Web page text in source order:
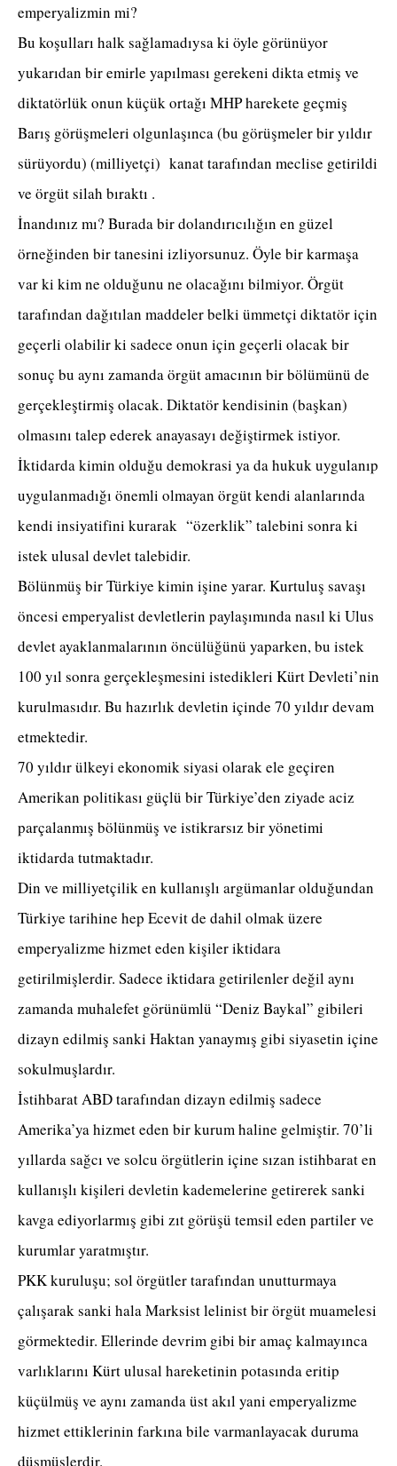
emperyalizmin mi?
Bu koşulları halk sağlamadıysa ki öyle görünüyor
yukarıdan bir emirle yapılması gerekeni dikta etmiş ve
diktatörlük onun küçük ortağı MHP harekete geçmiş
Barış görüşmeleri olgunlaşınca (bu görüşmeler bir yıldır
sürüyordu) (milliyetçi) kanat tarafından meclise getirildi
ve örgüt silah bıraktı .
İnandınız mı? Burada bir dolandırıcılığın en güzel
örneğinden bir tanesini izliyorsunuz. Öyle bir karmaşa
var ki kim ne olduğunu ne olacağını bilmiyor. Örgüt
tarafından dağıtılan maddeler belki ümmetçi diktatör için
geçerli olabilir ki sadece onun için geçerli olacak bir
sonuç bu aynı zamanda örgüt amacının bir bölümünü de
gerçekleştirmiş olacak. Diktatör kendisinin (başkan)
olmasını talep ederek anayasayı değiştirmek istiyor.
İktidarda kimin olduğu demokrasi ya da hukuk uygulanıp
uygulanmadığı önemli olmayan örgüt kendi alanlarında
kendi insiyatifini kurarak “özerklik” talebini sonra ki
istek ulusal devlet talebidir.
Bölünmüş bir Türkiye kimin işine yarar. Kurtuluş savaşı
öncesi emperyalist devletlerin paylaşımında nasıl ki Ulus
devlet ayaklanmalarının öncülüğünü yaparken, bu istek
100 yıl sonra gerçekleşmesini istedikleri Kürt Devleti’nin
kurulmasıdır. Bu hazırlık devletin içinde 70 yıldır devam
etmektedir.
70 yıldır ülkeyi ekonomik siyasi olarak ele geçiren
Amerikan politikası güçlü bir Türkiye’den ziyade aciz
parçalanmış bölünmüş ve istikrarsız bir yönetimi
iktidarda tutmaktadır.
Din ve milliyetçilik en kullanışlı argümanlar olduğundan
Türkiye tarihine hep Ecevit de dahil olmak üzere
emperyalizme hizmet eden kişiler iktidara
getirilmişlerdir. Sadece iktidara getirilenler değil aynı
zamanda muhalefet görünümlü “Deniz Baykal” gibileri
dizayn edilmiş sanki Haktan yanaymış gibi siyasetin içine
sokulmuşlardır.
İstihbarat ABD tarafından dizayn edilmiş sadece
Amerika’ya hizmet eden bir kurum haline gelmiştir. 70’li
yıllarda sağcı ve solcu örgütlerin içine sızan istihbarat en
kullanışlı kişileri devletin kademelerine getirerek sanki
kavga ediyorlarmış gibi zıt görüşü temsil eden partiler ve
kurumlar yaratmıştır.
PKK kuruluşu; sol örgütler tarafından unutturmaya
çalışarak sanki hala Marksist lelinist bir örgüt muamelesi
görmektedir. Ellerinde devrim gibi bir amaç kalmayınca
varlıklarını Kürt ulusal hareketinin potasında eritip
küçülmüş ve aynı zamanda üst akıl yani emperyalizme
hizmet ettiklerinin farkına bile varmanlayacak duruma
düşmüşlerdir.